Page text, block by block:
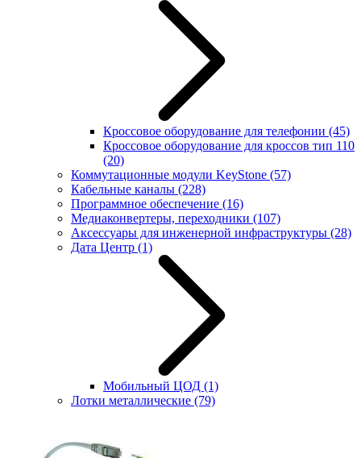
Кроссовое оборудование для телефонии (45)
Кроссовое оборудование для кроссов тип 110
(20)
Коммутационные модули KeyStone (57)
Кабельные каналы (228)
Программное обеспечение (16)
Медиаконвертеры, переходники (107)
Аксессуары для инженерной инфраструктуры (28)
Дата Центр (1)
Мобильный ЦОД (1)
Лотки металлические (79)